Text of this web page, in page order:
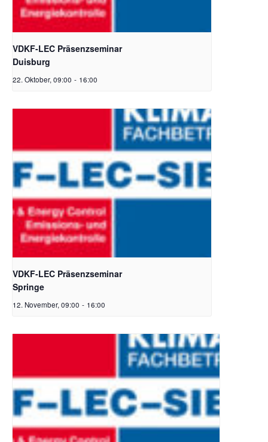
VDKF-LEC Präsenzseminar
Duisburg
22. Oktober, 09:00 - 16:00
VDKF-LEC Präsenzseminar
Springe
12. November, 09:00 - 16:00